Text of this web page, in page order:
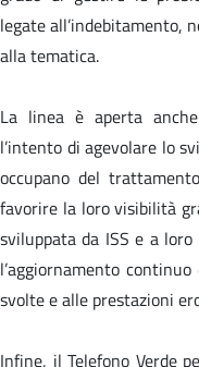
legate all’indebitamento,
alla tematica.
La linea è aperta
l’intento di agevolare lo
occupano del
favorire la loro visibilità
sviluppata da ISS e a
l’aggiornamento
svolte e alle prestazioni
Infine, il Telefono Verde